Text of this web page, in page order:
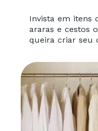
Invista em itens
araras e cestos
queira criar seu